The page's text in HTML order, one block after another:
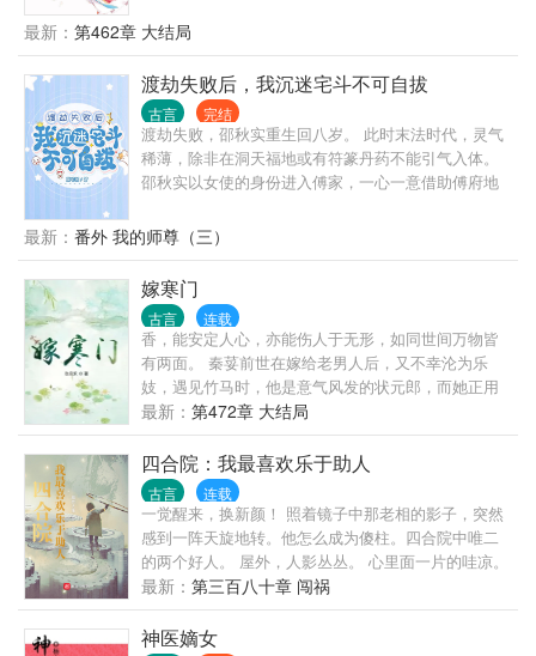
天吃上一次李媛亲手做的饭菜，接下来霉运就会自动
消失。 为此，他处心积虑，开始往她身边凑。 凑着，
凑着，就起了别样心思。 “媛娘，孩子还小，家里也不
能没有男人，你看我如何？”
在致富的路上，她总能捡到一些乱七八糟的人，这些
人摇身一变全成了大佬。 河边捡到的傻叔叔是天下第
一神厨：“丫头，来，我教你做菜，咦？你做的菜居然
比我的还好吃！还是你来教我做菜吧！” 路上捡到的糟
老头是第一神医：“孩子，你天赋异禀，适合学医，
啥？你会医术，还会手术，拿我当挡箭牌！！” 山崖下
捡到的失忆公子是第一首富：“小姑娘，你救了我，我
送你千两黄金，啊？你怎么会有我的卖身契？” 破庙门
我要收你为徒！啊啊啊！你个女娃子哪来这么大力，
别打了，要飞了！” 还有那个从山里捡来的小男孩，竟
被她养成了一代君王，还要拐她回家当媳妇儿！
最新： 第462章 大结局
渡劫失败后，我沉迷宅斗不可自拔
古言 完结
渡劫失败，邵秋实重生回八岁。 此时末法时代，灵气
稀薄，除非在洞天福地或有符篆丹药不能引气入体。
邵秋实以女使的身份进入傅家，一心一意借助傅府地
不对劲。 为什么扇巴掌能引气入体？ 为什么砸玉佩能
获得鸿运？ 为什么杀娘子能获得真灵？ 还有这个什么
系统，为什么能炼出道德金光万物母气？ 也有人跟她
一样是重生的？穿越而来夺舍的元婴大能简直要按打
算？气运之子也是多得数不胜数？还有锦鲤团宠真假
千金？ 而她只要牵扯其中就能获得异宝机缘？ 邵秋实
终于不得不相信，这一世，无需禁地历练拼死搏杀，
只需在后宅扯扯头花就能提升修为。 在修为快速提升
的过程中，邵秋实更惊讶地发现，她成功地……入魔
业的，宅斗也是专业的。
最新： 番外 我的师尊（三）
嫁寒门
古言 连载
香，能安定人心，亦能伤人于无形，如同世间万物皆
有两面。 秦荽前世在嫁给老男人后，又不幸沦为乐
妓，遇见竹马时，他是意气风发的状元郎，而她正用
他赞叹过的琴音为他们助兴。 重来一次，秦荽决定嫁
给竹马的小叔萧辰煜，走一条截然不同的路。前世的
仇，她也不愿意就此罢休。 前世制香，是修身养性，
打发漫长的后宅日子，今生调香，却能让她拥有财
富、权势。以前她的事由不得她做主，重活一次，选
什么夫婿，走什么路，她要自己定。
最新： 第472章 大结局
四合院：我最喜欢乐于助人
古言 连载
一觉醒来，换新颜！ 照着镜子中那老相的影子，突然
感到一阵天旋地转。他怎么成为傻柱。四合院中唯二
的两个好人。 屋外，人影丛丛。 心里面一片的哇凉。
有养老伪君子，翘首相盼。 有吸血白莲花，左右逢
源。 ...... 既然来了，那他自然要‘乐于助人’ 做一个好
人，我是傻柱，为自己代盐。
最新： 第三百八十章 闯祸
神医嫡女